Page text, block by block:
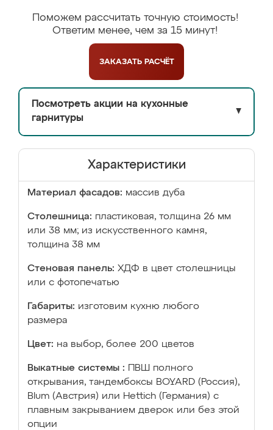
Поможем рассчитать точную стоимость!
Ответим менее, чем за 15 минут!
ЗАКАЗАТЬ РАСЧЁТ
Посмотреть акции на кухонные
гарнитуры
▼
Характеристики
Материал фасадов: массив дуба
Столешница: пластиковая, толщина 26 мм
или 38 мм; из искусственного камня,
толщина 38 мм
Стеновая панель: ХДФ в цвет столешницы
или с фотопечатью
Габариты: изготовим кухню любого
размера
Цвет: на выбор, более 200 цветов
Выкатные системы :
ПВШ полного
открывания, тандембоксы BOYARD (Россия),
Blum (Австрия) или Hettich (Германия) с
плавным закрыванием дверок или без этой
опции